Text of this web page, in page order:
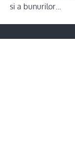
si a bunurilor…